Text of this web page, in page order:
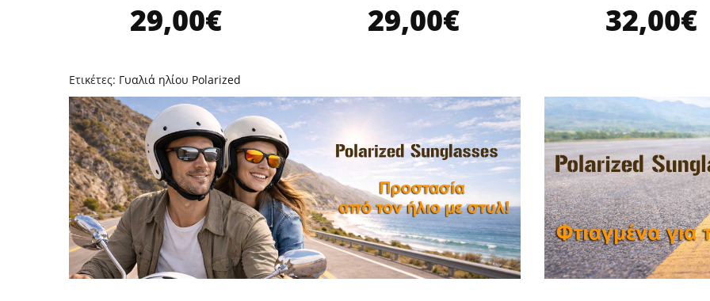
29,00€ 29,00€ 32,00€
Ετικέτες: Γυαλιά ηλίου Polarized